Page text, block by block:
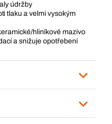
údržby
tlaku a velmi vysokým
hliníkové mazivo
a snižuje opotřebení